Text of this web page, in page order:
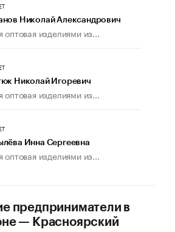
стареет иначе». Как живет глава
Николай Александрович
оптовая изделиями из...
Николай Игоревич
оптовая изделиями из...
Инна Сергеевна
оптовая изделиями из...
предприниматели в
— Красноярский